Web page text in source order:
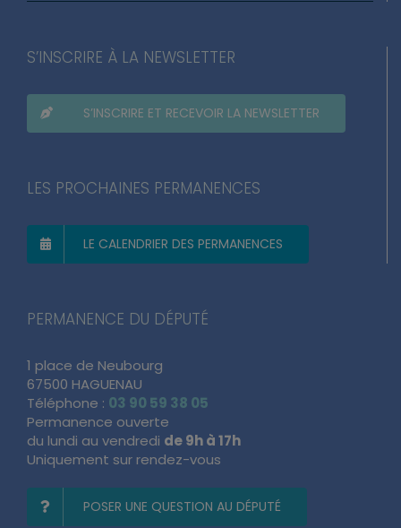
S’INSCRIRE À LA NEWSLETTER
S’INSCRIRE ET RECEVOIR LA NEWSLETTER
LES PROCHAINES PERMANENCES
LE CALENDRIER DES PERMANENCES
PERMANENCE DU DÉPUTÉ
1 place de Neubourg
67500 HAGUENAU
Téléphone : 03 90 59 38 05
Permanence ouverte
du lundi au vendredi de 9h à 17h
Uniquement sur rendez-vous
POSER UNE QUESTION AU DÉPUTÉ